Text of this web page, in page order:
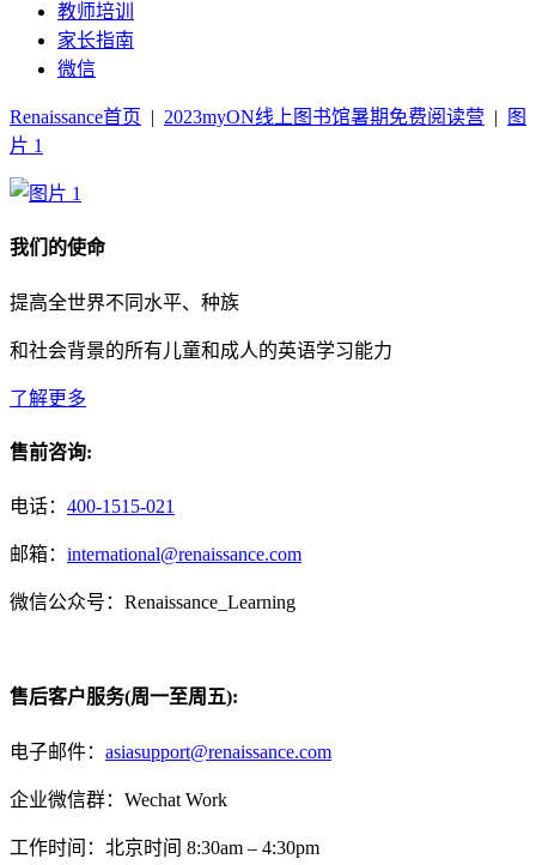
教师培训
家长指南
微信
Renaissance首页 | 2023myON线上图书馆暑期免费阅读营 |
图
片 1
我们的使命
提高全世界不同水平、种族
和社会背景的所有儿童和成人的英语学习能力
了解更多
售前咨询:
电话： 400-1515-021
邮箱： international@renaissance.com
微信公众号：Renaissance_Learning
售后客户服务(周一至周五):
电子邮件： asiasupport@renaissance.com
企业微信群：Wechat Work
工作时间：北京时间 8:30am – 4:30pm